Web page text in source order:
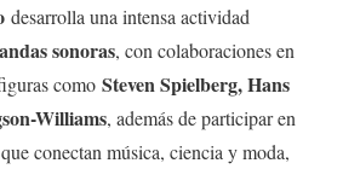
desarrolla una intensa actividad
sonoras, con colaboraciones en
como Steven Spielberg, Hans
Williams, además de participar en
conectan música, ciencia y moda,